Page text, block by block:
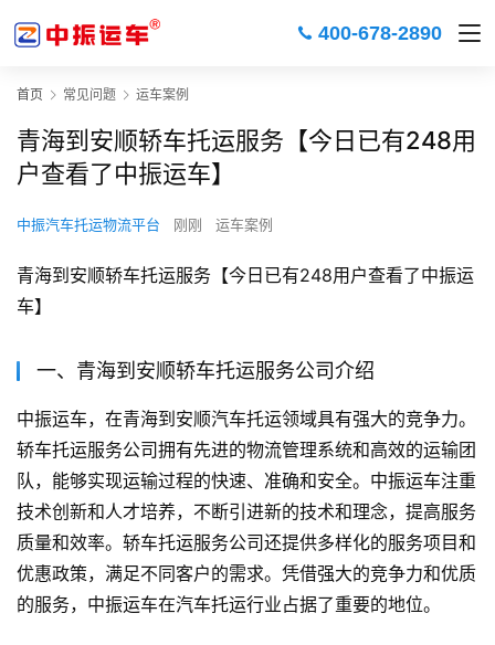
400-678-2890
首页 常见问题 运车案例
青海到安顺轿车托运服务【今日已有248用
户查看了中振运车】
中振汽车托运物流平台 刚刚 运车案例
青海到安顺轿车托运服务【今日已有248用户查看了中振运
车】
一、青海到安顺轿车托运服务公司介绍
中振运车，在青海到安顺汽车托运领域具有强大的竞争力。
轿车托运服务公司拥有先进的物流管理系统和高效的运输团
队，能够实现运输过程的快速、准确和安全。中振运车注重
技术创新和人才培养，不断引进新的技术和理念，提高服务
质量和效率。轿车托运服务公司还提供多样化的服务项目和
优惠政策，满足不同客户的需求。凭借强大的竞争力和优质
的服务，中振运车在汽车托运行业占据了重要的地位。